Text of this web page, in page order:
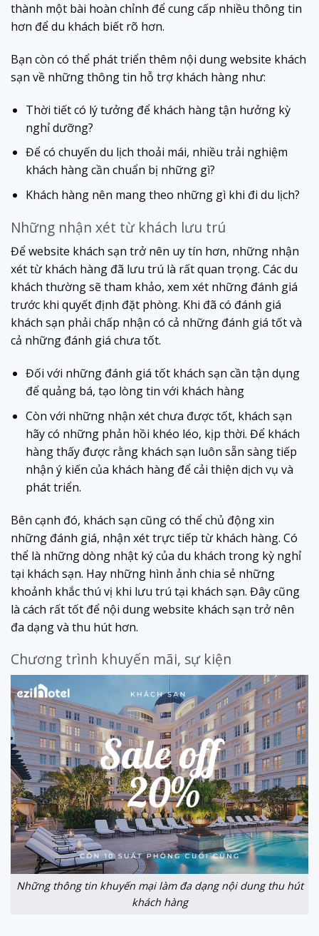
thành một bài hoàn chỉnh để cung cấp nhiều thông tin
hơn để du khách biết rõ hơn.
Bạn còn có thể phát triển thêm nội dung website khách
sạn về những thông tin hỗ trợ khách hàng như:
Thời tiết có lý tưởng để khách hàng tận hưởng kỳ
nghỉ dưỡng?
Để có chuyến du lịch thoải mái, nhiều trải nghiệm
khách hàng cần chuẩn bị những gì?
Khách hàng nên mang theo những gì khi đi du lịch?
Những nhận xét từ khách lưu trú
Để website khách sạn trở nên uy tín hơn, những nhận
xét từ khách hàng đã lưu trú là rất quan trọng. Các du
khách thường sẽ tham khảo, xem xét những đánh giá
trước khi quyết định đặt phòng. Khi đã có đánh giá
khách sạn phải chấp nhận có cả những đánh giá tốt và
cả những đánh giá chưa tốt.
Đối với những đánh giá tốt khách sạn cần tận dụng
để quảng bá, tạo lòng tin với khách hàng
Còn với những nhận xét chưa được tốt, khách sạn
hãy có những phản hồi khéo léo, kịp thời. Để khách
hàng thấy được rằng khách sạn luôn sẵn sàng tiếp
nhận ý kiến của khách hàng để cải thiện dịch vụ và
phát triển.
Bên cạnh đó, khách sạn cũng có thể chủ động xin
những đánh giá, nhận xét trực tiếp từ khách hàng. Có
thể là những dòng nhật ký của du khách trong kỳ nghỉ
tại khách sạn. Hay những hình ảnh chia sẻ những
khoảnh khắc thú vị khi lưu trú tại khách sạn. Đây cũng
là cách rất tốt để nội dung website khách sạn trở nên
đa dạng và thu hút hơn.
Chương trình khuyến mãi, sự kiện
Những thông tin khuyến mại làm đa dạng nội dung thu hút
khách hàng